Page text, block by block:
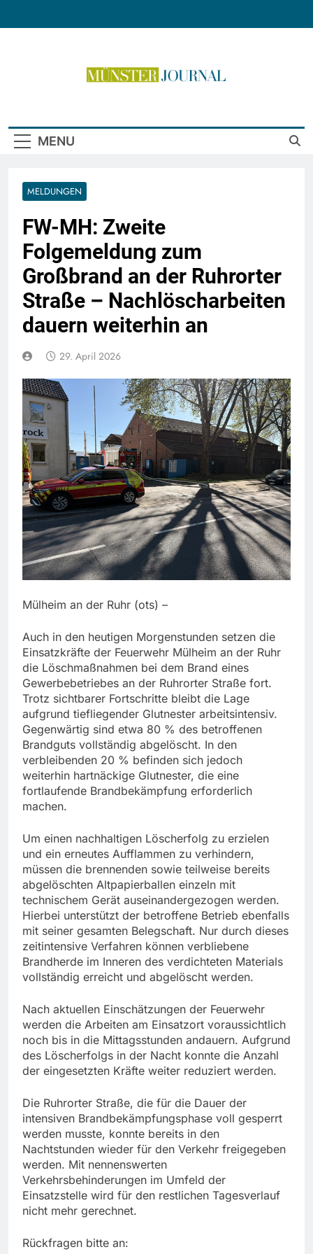
MENU
MELDUNGEN
FW-MH: Zweite
Folgemeldung zum
Großbrand an der Ruhrorter
Straße – Nachlöscharbeiten
dauern weiterhin an
29. April 2026
Mülheim an der Ruhr (ots) –
Auch in den heutigen Morgenstunden setzen die
Einsatzkräfte der Feuerwehr Mülheim an der Ruhr
die Löschmaßnahmen bei dem Brand eines
Gewerbebetriebes an der Ruhrorter Straße fort.
Trotz sichtbarer Fortschritte bleibt die Lage
aufgrund tiefliegender Glutnester arbeitsintensiv.
Gegenwärtig sind etwa 80 % des betroffenen
Brandguts vollständig abgelöscht. In den
verbleibenden 20 % befinden sich jedoch
weiterhin hartnäckige Glutnester, die eine
fortlaufende Brandbekämpfung erforderlich
machen.
Um einen nachhaltigen Löscherfolg zu erzielen
und ein erneutes Aufflammen zu verhindern,
müssen die brennenden sowie teilweise bereits
abgelöschten Altpapierballen einzeln mit
technischem Gerät auseinandergezogen werden.
Hierbei unterstützt der betroffene Betrieb ebenfalls
mit seiner gesamten Belegschaft. Nur durch dieses
zeitintensive Verfahren können verbliebene
Brandherde im Inneren des verdichteten Materials
vollständig erreicht und abgelöscht werden.
Nach aktuellen Einschätzungen der Feuerwehr
werden die Arbeiten am Einsatzort voraussichtlich
noch bis in die Mittagsstunden andauern. Aufgrund
des Löscherfolgs in der Nacht konnte die Anzahl
der eingesetzten Kräfte weiter reduziert werden.
Die Ruhrorter Straße, die für die Dauer der
intensiven Brandbekämpfungsphase voll gesperrt
werden musste, konnte bereits in den
Nachtstunden wieder für den Verkehr freigegeben
werden. Mit nennenswerten
Verkehrsbehinderungen im Umfeld der
Einsatzstelle wird für den restlichen Tagesverlauf
nicht mehr gerechnet.
Rückfragen bitte an: